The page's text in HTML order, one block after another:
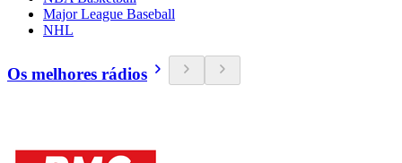
Major League Baseball
NHL
Os melhores rádios